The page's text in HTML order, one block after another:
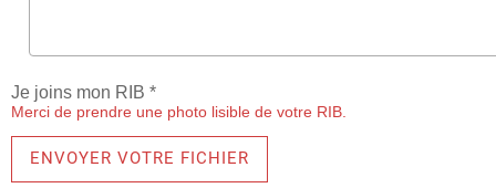
Je joins mon RIB *
Merci de prendre une photo lisible de votre RIB.
ENVOYER VOTRE FICHIER